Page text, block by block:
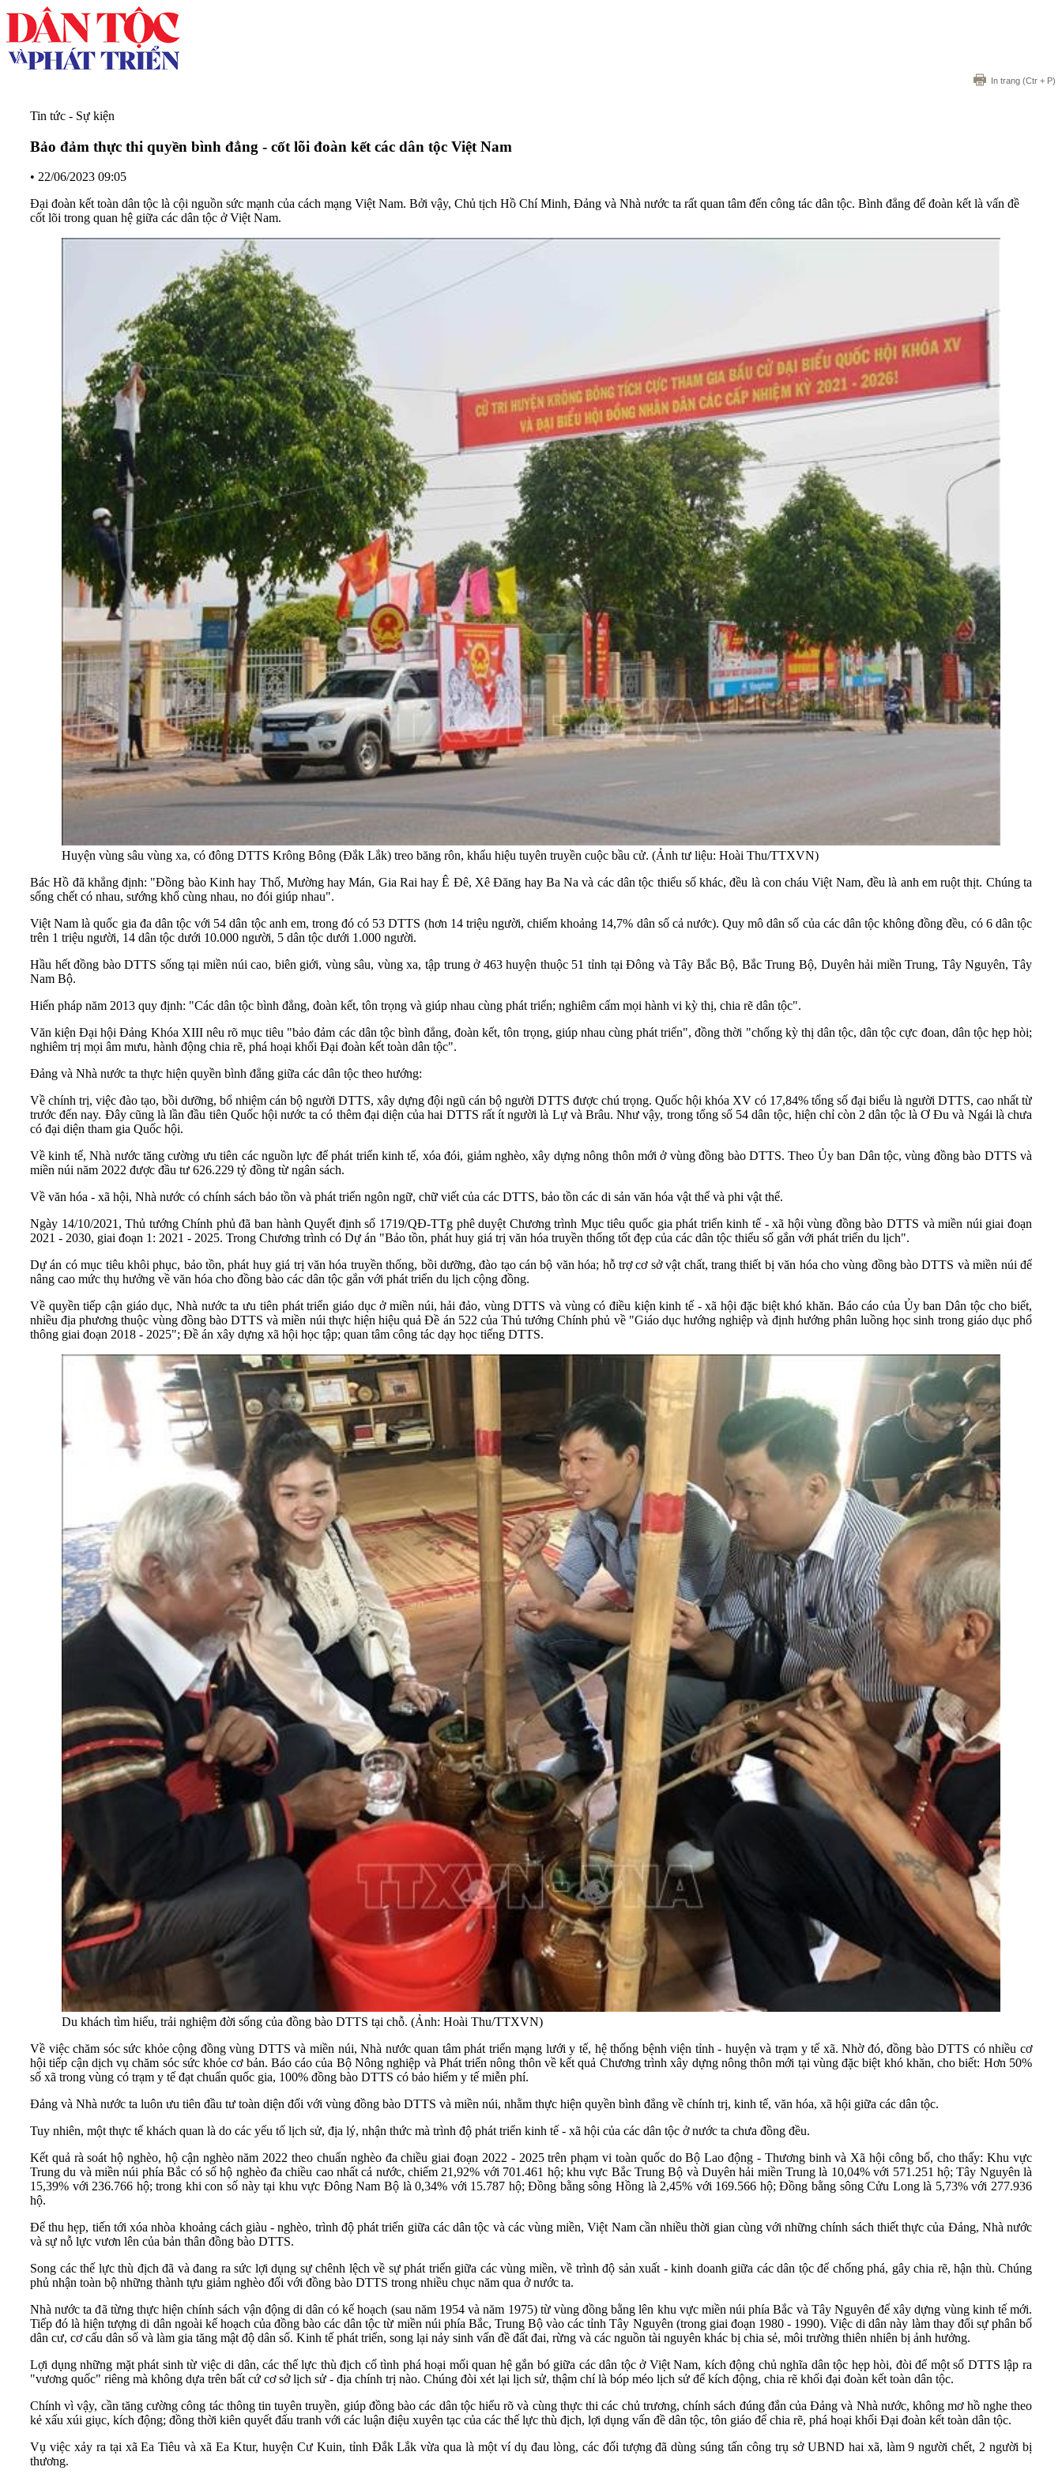
In trang (Ctr + P)
Tin tức - Sự kiện
Bảo đảm thực thi quyền bình đẳng - cốt lõi đoàn kết các dân tộc Việt Nam
• 22/06/2023 09:05
Đại đoàn kết toàn dân tộc là cội nguồn sức mạnh của cách mạng Việt Nam. Bởi vậy, Chủ tịch Hồ Chí Minh, Đảng và Nhà nước ta rất quan tâm đến công tác dân tộc. Bình đẳng để đoàn kết là vấn đề
cốt lõi trong quan hệ giữa các dân tộc ở Việt Nam.
Huyện vùng sâu vùng xa, có đông DTTS Krông Bông (Đắk Lắk) treo băng rôn, khẩu hiệu tuyên truyền cuộc bầu cử. (Ảnh tư liệu: Hoài Thu/TTXVN)
Bác Hồ đã khẳng định: "Đồng bào Kinh hay Thổ, Mường hay Mán, Gia Rai hay Ê Đê, Xê Đăng hay Ba Na và các dân tộc thiểu số khác, đều là con cháu Việt Nam, đều là anh em ruột thịt. Chúng ta
sống chết có nhau, sướng khổ cùng nhau, no đói giúp nhau".
Việt Nam là quốc gia đa dân tộc với 54 dân tộc anh em, trong đó có 53 DTTS (hơn 14 triệu người, chiếm khoảng 14,7% dân số cả nước). Quy mô dân số của các dân tộc không đồng đều, có 6 dân tộc
trên 1 triệu người, 14 dân tộc dưới 10.000 người, 5 dân tộc dưới 1.000 người.
Hầu hết đồng bào DTTS sống tại miền núi cao, biên giới, vùng sâu, vùng xa, tập trung ở 463 huyện thuộc 51 tỉnh tại Đông và Tây Bắc Bộ, Bắc Trung Bộ, Duyên hải miền Trung, Tây Nguyên, Tây
Nam Bộ.
Hiến pháp năm 2013 quy định: "Các dân tộc bình đẳng, đoàn kết, tôn trọng và giúp nhau cùng phát triển; nghiêm cấm mọi hành vi kỳ thị, chia rẽ dân tộc".
Văn kiện Đại hội Đảng Khóa XIII nêu rõ mục tiêu "bảo đảm các dân tộc bình đẳng, đoàn kết, tôn trọng, giúp nhau cùng phát triển", đồng thời "chống kỳ thị dân tộc, dân tộc cực đoan, dân tộc hẹp hòi;
nghiêm trị mọi âm mưu, hành động chia rẽ, phá hoại khối Đại đoàn kết toàn dân tộc".
Đảng và Nhà nước ta thực hiện quyền bình đẳng giữa các dân tộc theo hướng:
Về chính trị, việc đào tạo, bồi dưỡng, bổ nhiệm cán bộ người DTTS, xây dựng đội ngũ cán bộ người DTTS được chú trọng. Quốc hội khóa XV có 17,84% tổng số đại biểu là người DTTS, cao nhất từ
trước đến nay. Đây cũng là lần đầu tiên Quốc hội nước ta có thêm đại diện của hai DTTS rất ít người là Lự và Brâu. Như vậy, trong tổng số 54 dân tộc, hiện chỉ còn 2 dân tộc là Ơ Đu và Ngái là chưa
có đại diện tham gia Quốc hội.
Về kinh tế, Nhà nước tăng cường ưu tiên các nguồn lực để phát triển kinh tế, xóa đói, giảm nghèo, xây dựng nông thôn mới ở vùng đồng bào DTTS. Theo Ủy ban Dân tộc, vùng đồng bào DTTS và
miền núi năm 2022 được đầu tư 626.229 tỷ đồng từ ngân sách.
Về văn hóa - xã hội, Nhà nước có chính sách bảo tồn và phát triển ngôn ngữ, chữ viết của các DTTS, bảo tồn các di sản văn hóa vật thể và phi vật thể.
Ngày 14/10/2021, Thủ tướng Chính phủ đã ban hành Quyết định số 1719/QĐ-TTg phê duyệt Chương trình Mục tiêu quốc gia phát triển kinh tế - xã hội vùng đồng bào DTTS và miền núi giai đoạn
2021 - 2030, giai đoạn 1: 2021 - 2025. Trong Chương trình có Dự án "Bảo tồn, phát huy giá trị văn hóa truyền thống tốt đẹp của các dân tộc thiểu số gắn với phát triển du lịch".
Dự án có mục tiêu khôi phục, bảo tồn, phát huy giá trị văn hóa truyền thống, bồi dưỡng, đào tạo cán bộ văn hóa; hỗ trợ cơ sở vật chất, trang thiết bị văn hóa cho vùng đồng bào DTTS và miền núi để
nâng cao mức thụ hưởng về văn hóa cho đồng bào các dân tộc gắn với phát triển du lịch cộng đồng.
Về quyền tiếp cận giáo dục, Nhà nước ta ưu tiên phát triển giáo dục ở miền núi, hải đảo, vùng DTTS và vùng có điều kiện kinh tế - xã hội đặc biệt khó khăn. Báo cáo của Ủy ban Dân tộc cho biết,
nhiều địa phương thuộc vùng đồng bào DTTS và miền núi thực hiện hiệu quả Đề án 522 của Thủ tướng Chính phủ về "Giáo dục hướng nghiệp và định hướng phân luồng học sinh trong giáo dục phổ
thông giai đoạn 2018 - 2025"; Đề án xây dựng xã hội học tập; quan tâm công tác dạy học tiếng DTTS.
Du khách tìm hiểu, trải nghiệm đời sống của đồng bào DTTS tại chỗ. (Ảnh: Hoài Thu/TTXVN)
Về việc chăm sóc sức khỏe cộng đồng vùng DTTS và miền núi, Nhà nước quan tâm phát triển mạng lưới y tế, hệ thống bệnh viện tỉnh - huyện và trạm y tế xã. Nhờ đó, đồng bào DTTS có nhiều cơ
hội tiếp cận dịch vụ chăm sóc sức khỏe cơ bản. Báo cáo của Bộ Nông nghiệp và Phát triển nông thôn về kết quả Chương trình xây dựng nông thôn mới tại vùng đặc biệt khó khăn, cho biết: Hơn 50%
số xã trong vùng có trạm y tế đạt chuẩn quốc gia, 100% đồng bào DTTS có bảo hiểm y tế miễn phí.
Đảng và Nhà nước ta luôn ưu tiên đầu tư toàn diện đối với vùng đồng bào DTTS và miền núi, nhằm thực hiện quyền bình đẳng về chính trị, kinh tế, văn hóa, xã hội giữa các dân tộc.
Tuy nhiên, một thực tế khách quan là do các yếu tố lịch sử, địa lý, nhận thức mà trình độ phát triển kinh tế - xã hội của các dân tộc ở nước ta chưa đồng đều.
Kết quả rà soát hộ nghèo, hộ cận nghèo năm 2022 theo chuẩn nghèo đa chiều giai đoạn 2022 - 2025 trên phạm vi toàn quốc do Bộ Lao động - Thương binh và Xã hội công bố, cho thấy: Khu vực
Trung du và miền núi phía Bắc có số hộ nghèo đa chiều cao nhất cả nước, chiếm 21,92% với 701.461 hộ; khu vực Bắc Trung Bộ và Duyên hải miền Trung là 10,04% với 571.251 hộ; Tây Nguyên là
15,39% với 236.766 hộ; trong khi con số này tại khu vực Đông Nam Bộ là 0,34% với 15.787 hộ; Đồng bằng sông Hồng là 2,45% với 169.566 hộ; Đồng bằng sông Cửu Long là 5,73% với 277.936
hộ.
Để thu hẹp, tiến tới xóa nhòa khoảng cách giàu - nghèo, trình độ phát triển giữa các dân tộc và các vùng miền, Việt Nam cần nhiều thời gian cùng với những chính sách thiết thực của Đảng, Nhà nước
và sự nỗ lực vươn lên của bản thân đồng bào DTTS.
Song các thế lực thù địch đã và đang ra sức lợi dụng sự chênh lệch về sự phát triển giữa các vùng miền, về trình độ sản xuất - kinh doanh giữa các dân tộc để chống phá, gây chia rẽ, hận thù. Chúng
phủ nhận toàn bộ những thành tựu giảm nghèo đối với đồng bào DTTS trong nhiều chục năm qua ở nước ta.
Nhà nước ta đã từng thực hiện chính sách vận động di dân có kế hoạch (sau năm 1954 và năm 1975) từ vùng đồng bằng lên khu vực miền núi phía Bắc và Tây Nguyên để xây dựng vùng kinh tế mới.
Tiếp đó là hiện tượng di dân ngoài kế hoạch của đồng bào các dân tộc từ miền núi phía Bắc, Trung Bộ vào các tỉnh Tây Nguyên (trong giai đoạn 1980 - 1990). Việc di dân này làm thay đổi sự phân bố
dân cư, cơ cấu dân số và làm gia tăng mật độ dân số. Kinh tế phát triển, song lại nảy sinh vấn đề đất đai, rừng và các nguồn tài nguyên khác bị chia sẻ, môi trường thiên nhiên bị ảnh hưởng.
Lợi dụng những mặt phát sinh từ việc di dân, các thế lực thù địch cố tình phá hoại mối quan hệ gắn bó giữa các dân tộc ở Việt Nam, kích động chủ nghĩa dân tộc hẹp hòi, đòi để một số DTTS lập ra
"vương quốc" riêng mà không dựa trên bất cứ cơ sở lịch sử - địa chính trị nào. Chúng đòi xét lại lịch sử, thậm chí là bóp méo lịch sử để kích động, chia rẽ khối đại đoàn kết toàn dân tộc.
Chính vì vậy, cần tăng cường công tác thông tin tuyên truyền, giúp đồng bào các dân tộc hiểu rõ và cùng thực thi các chủ trương, chính sách đúng đắn của Đảng và Nhà nước, không mơ hồ nghe theo
kẻ xấu xúi giục, kích động; đồng thời kiên quyết đấu tranh với các luận điệu xuyên tạc của các thế lực thù địch, lợi dụng vấn đề dân tộc, tôn giáo để chia rẽ, phá hoại khối Đại đoàn kết toàn dân tộc.
Vụ việc xảy ra tại xã Ea Tiêu và xã Ea Ktur, huyện Cư Kuin, tỉnh Đắk Lắk vừa qua là một ví dụ đau lòng, các đối tượng đã dùng súng tấn công trụ sở UBND hai xã, làm 9 người chết, 2 người bị
thương.